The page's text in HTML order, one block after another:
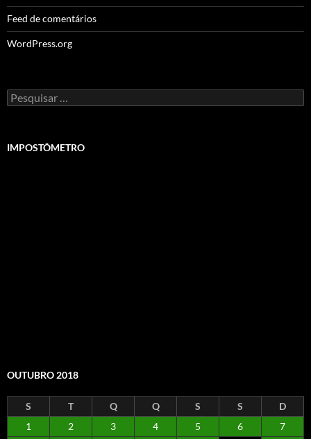
Feed de comentários
WordPress.org
Pesquisar
por:
IMPOSTÔMETRO
OUTUBRO 2018
S T Q Q S S
D
1
2 3 4 5 6
7